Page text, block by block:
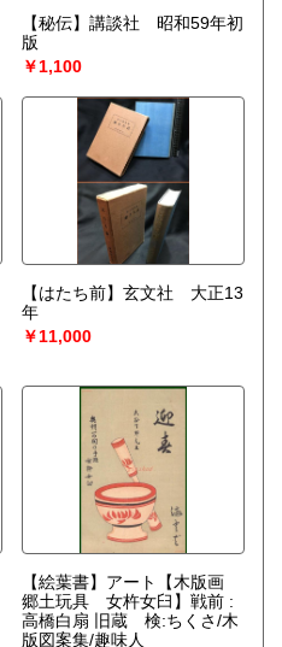
【秘伝】講談社 昭和59年初
版
￥1,100
【はたち前】玄文社 大正13
年
￥11,000
【絵葉書】アート【木版画
郷土玩具 女杵女臼】戦前 :
高橋白扇 旧蔵 検:ちくさ/木
版図案集/趣味人